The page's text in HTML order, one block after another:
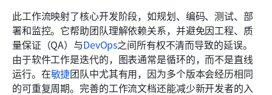
此工作流映射了核心开发阶段，如规划、编码、测试、部
署和监控。它帮助团队理解依赖关系，并避免因工程、质
量保证（QA）与DevOps之间所有权不清而导致的延误。
由于软件工作是迭代的，图表通常是循环的，而不是直线
运行。在敏捷团队中尤其有用，因为多个版本会经历相同
的可重复周期。完善的工作流文档还能减少新开发者的入